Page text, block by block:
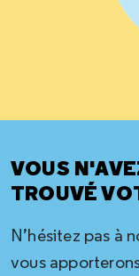
VOUS
TROUVÉ
N’hésitez pas à
vous